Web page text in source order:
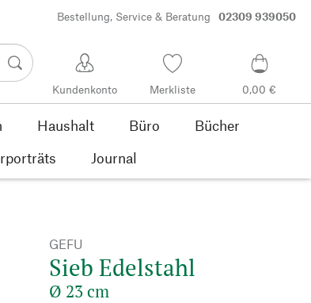
Bestellung, Service & Beratung 02309 939050
Kundenkonto Merkliste 0,00 €
Haushalt Büro
Bücher
Journal
GEFU
Sieb Edelstahl
Ø 23 cm